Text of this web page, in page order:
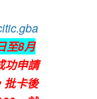
至8月
功申請
批卡後